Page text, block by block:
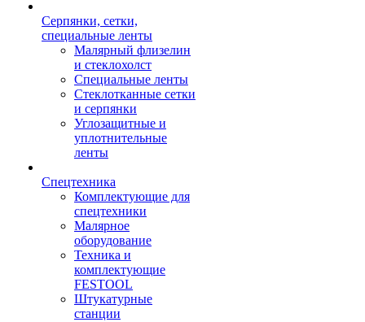
Серпянки, сетки,
специальные ленты
Малярный флизелин
и стеклохолст
Специальные ленты
Стеклотканные сетки
и серпянки
Углозащитные и
уплотнительные
ленты
Спецтехника
Комплектующие для
спецтехники
Малярное
оборудование
Техника и
комплектующие
FESTOOL
Штукатурные
станции